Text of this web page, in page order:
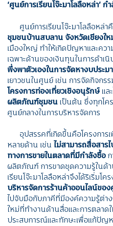
‘ศูนย์การเรียนโจ๊ะมาโลลือหล่า’
ศูนย์การเรียนโจ๊ะมาโลลือหล่า
ชุมชนบ้านสบลาน จังหวัดเชียงให
เมืองใหญ่ ทำให้เกิดปัญหาและคว
เฉพาะด้านของเงินทุนในการดำเ
พึ่งพาตัวเองในการจัดหางบประ
เยาวชนในศูนย์ เช่น การจัดกิจกร
โครงการท่องเที่ยวเชิงอนุรักษ์ และ
ผลิตภัณฑ์ชุมชน เป็นต้น ซึ่งทุกโค
ศูนย์กลางในการบริหารจัดการ
อุปสรรคที่เกิดขึ้นคือโครงการ
หลายด้าน เช่นไม่สามารถสื่อสาร
ทางการขายในตลาดที่มีกำลังซื้อ
ผลิตภัณฑ์ การขาดชุดความรู้ในด้
เรียนโจ๊ะมาโลลือหล่าจึงได้ริเริ่มโค
บริหารจัดการร้านค้าออนไลน์ของ
ไปจับมือกับภาคีที่มีองค์ความรู้ต่
ใหม่ที่ทำงานด้านสื่อและการตลาด
ประสบการณ์และทักษะเพื่อแก้ปัญ